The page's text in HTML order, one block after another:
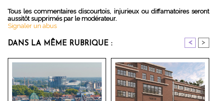
Tous les commentaires discourtois, injurieux ou diffamatoires seront
aussitôt supprimés par le modérateur.
Signaler un abus
DANS LA MÊME RUBRIQUE : < >